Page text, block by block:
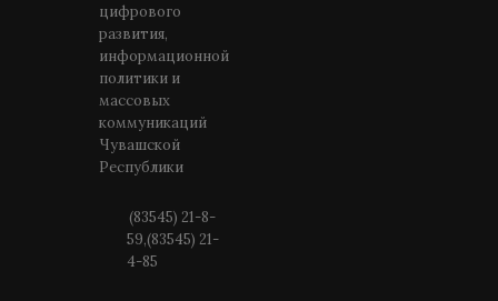
цифрового
развития,
информационной
политики и
массовых
коммуникаций
Чувашской
Республики
(83545) 21-8-
59,(83545) 21-
4-85